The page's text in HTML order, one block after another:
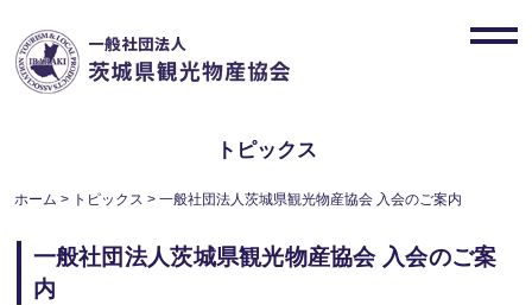
content
トピックス
ホーム > トピックス >一般社団法人茨城県観光物産協会 入会のご案内
一般社団法人茨城県観光物産協会 入会のご案
内